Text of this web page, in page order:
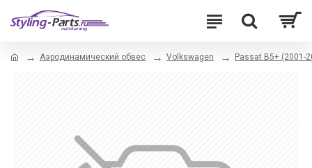
Аэродинамический обвес Volkswagen Passat B5+ (2001-